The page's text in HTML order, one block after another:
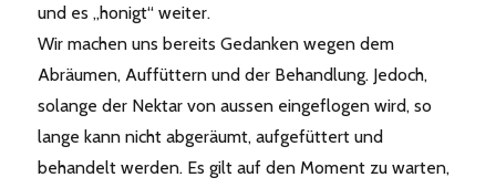
und es „honigt“ weiter.
Wir machen uns bereits Gedanken wegen dem
Abräumen, Auffüttern und der Behandlung. Jedoch,
solange der Nektar von aussen eingeflogen wird, so
lange kann nicht abgeräumt, aufgefüttert und
behandelt werden. Es gilt auf den Moment zu warten,